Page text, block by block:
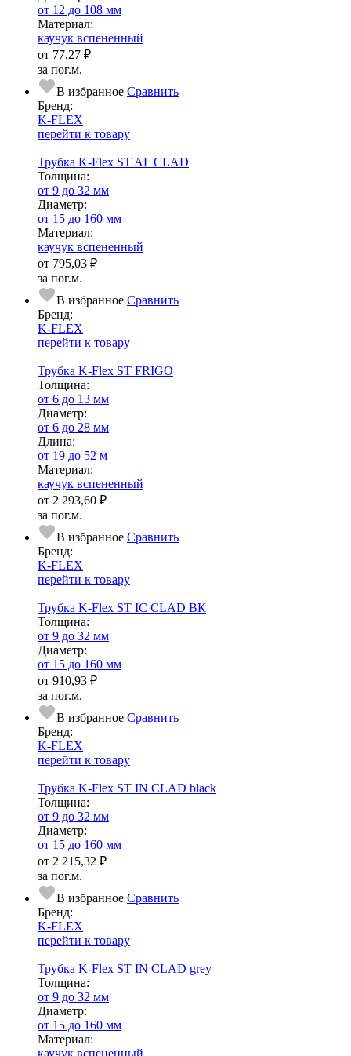
от 12 до 108 мм
Ма­­те­­ри­­ал:
каучук вспененный
от 77,27 ₽
за пог.м.
В избранное Сравнить
Бренд:
K-FLEX
перейти к товару
Трубка K-Flex ST AL CLAD
Тол­щи­на:
от 9 до 32 мм
Диаметр:
от 15 до 160 мм
Ма­­те­­ри­­ал:
каучук вспененный
от 795,03 ₽
за пог.м.
В избранное Сравнить
Бренд:
K-FLEX
перейти к товару
Трубка K-Flex ST FRIGO
Тол­щи­на:
от 6 до 13 мм
Диаметр:
от 6 до 28 мм
Длина:
от 19 до 52 м
Ма­­те­­ри­­ал:
каучук вспененный
от 2 293,60 ₽
за пог.м.
В избранное Сравнить
Бренд:
K-FLEX
перейти к товару
Трубка K-Flex ST IC CLAD ВК
Тол­щи­на:
от 9 до 32 мм
Диаметр:
от 15 до 160 мм
от 910,93 ₽
за пог.м.
В избранное Сравнить
Бренд:
K-FLEX
перейти к товару
Трубка K-Flex ST IN CLAD black
Тол­щи­на:
от 9 до 32 мм
Диаметр:
от 15 до 160 мм
от 2 215,32 ₽
за пог.м.
В избранное Сравнить
Бренд:
K-FLEX
перейти к товару
Трубка K-Flex ST IN CLAD grey
Тол­щи­на:
от 9 до 32 мм
Диаметр:
от 15 до 160 мм
Ма­­те­­ри­­ал: